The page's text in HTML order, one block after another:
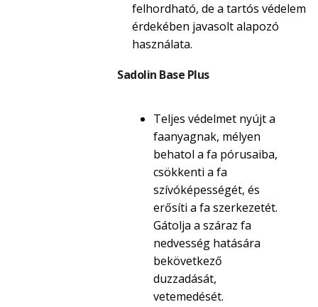
felhordható, de a tartós védelem
érdekében javasolt alapozó
használata.
Sadolin Base Plus
Teljes védelmet nyújt a
faanyagnak, mélyen
behatol a fa pórusaiba,
csökkenti a fa
szívóképességét, és
erősíti a fa szerkezetét.
Gátolja a száraz fa
nedvesség hatására
bekövetkező
duzzadását,
vetemedését.